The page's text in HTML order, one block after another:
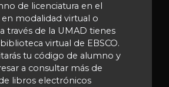
de licenciatura en el
en modalidad virtual o
través de la UMAD tienes
virtual de EBSCO.
tu código de alumno y
a consultar más de
libros electrónicos